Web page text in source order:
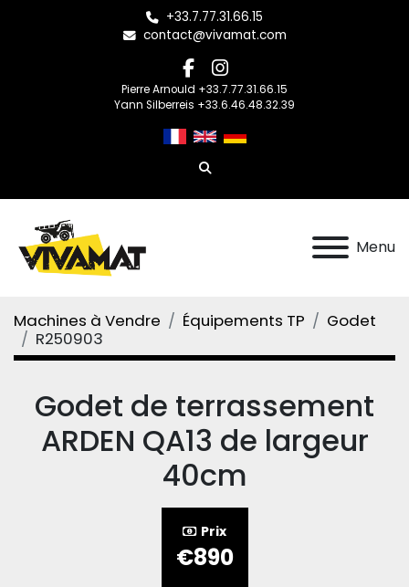
+33.7.77.31.66.15
contact@vivamat.com
facebook
instagram
Pierre Arnould +33.7.77.31.66.15
Yann Silberreis +33.6.46.48.32.39
Rechercher
Menu
Machines à Vendre Équipements TP
Godet
R250903
Godet de terrassement
ARDEN QA13 de largeur
40cm
Prix
€890